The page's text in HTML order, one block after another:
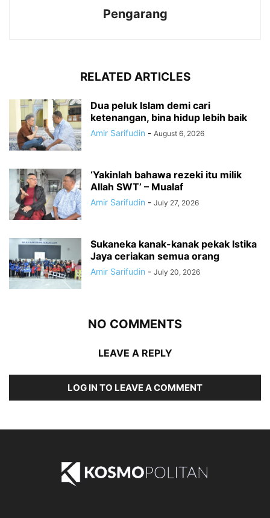
Pengarang
RELATED ARTICLES
Dua peluk Islam demi cari
ketenangan, bina hidup lebih baik
Amir Sarifudin - August 6, 2026
‘Yakinlah bahawa rezeki itu milik
Allah SWT’ – Mualaf
Amir Sarifudin - July 27, 2026
Sukaneka kanak-kanak pekak Istika
Jaya ceriakan semua orang
Amir Sarifudin - July 20, 2026
NO COMMENTS
LEAVE A REPLY
LOG IN TO LEAVE A COMMENT